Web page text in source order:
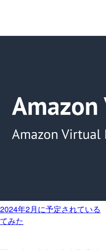
年2月に予定されている
みた